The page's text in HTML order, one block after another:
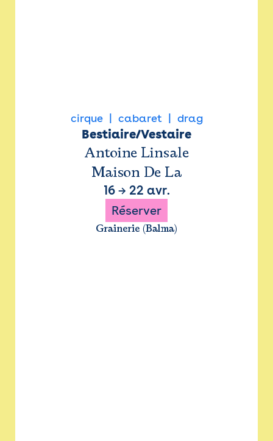
cirque cabaret drag
Bestiaire/Vestaire
Antoine Linsale
Maison De La
16→ 22 avr.
Réserver
Grainerie (Balma)